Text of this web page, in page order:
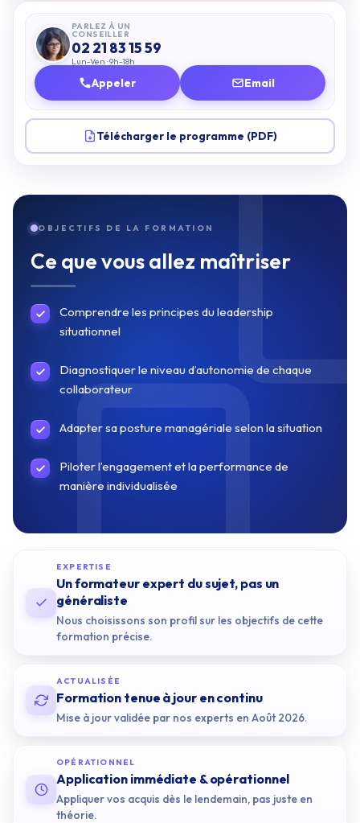
OBJECTIFS DE LA FORMATION
Ce que vous allez maîtriser
Comprendre les principes du leadership
situationnel
Diagnostiquer le niveau d’autonomie de chaque
collaborateur
Adapter sa posture managériale selon la situation
Piloter l’engagement et la performance de
manière individualisée
EXPERTISE
Un formateur expert du sujet, pas un
généraliste
Nous choisissons son profil sur les objectifs de cette
formation précise.
ACTUALISÉE
Formation tenue à jour en continu
Mise à jour validée par nos experts en Août 2026.
OPÉRATIONNEL
Application immédiate & opérationnel
Appliquer vos acquis dès le lendemain, pas juste en
théorie.
PARLEZ À UN
CONSEILLER
02 21 83 15 59
Lun-Ven · 9h-18h
Appeler Email
Télécharger le programme (PDF)